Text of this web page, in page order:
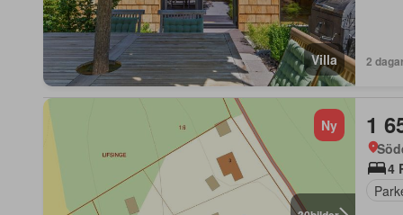
Villa 2
Ny 1
4